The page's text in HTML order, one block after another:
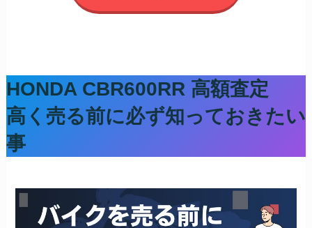
HONDA CBR600RR 高額査定
高く売る前に必ず知っておきたい
事